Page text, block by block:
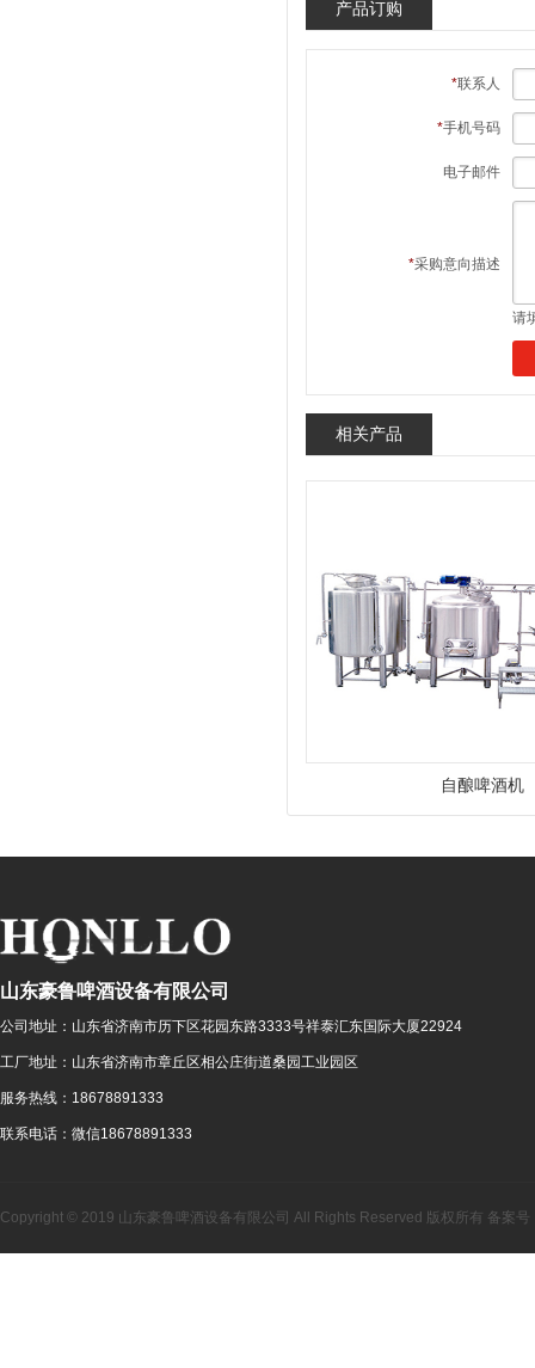
产品订购
*联系人
*手机号码
电子邮件
*采购意向描述
请
相关产品
自酿啤酒机
山东豪鲁啤酒设备有限公司
公司地址： 山东省济南市历下区花园东路3333号祥泰汇东国际大厦22924
工厂地址： 山东省济南市章丘区相公庄街道桑园工业园区
服务热线： 18678891333
联系电话： 微信18678891333
Copyright © 2019 山东豪鲁啤酒设备有限公司 All Rights Reserved 版权所有 备案号